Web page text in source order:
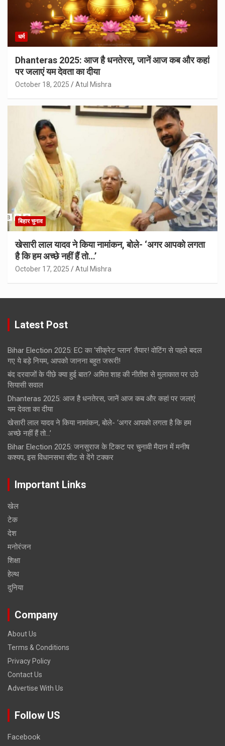
धर्म
Dhanteras 2025: आज है धनतेरस, जानें आज कब और कहां
पर जलाएं यम देवता का दीया
October 18, 2025 Atul Mishra
बिहार चुनाव
खेसारी लाल यादव ने किया नामांकन, बोले- ‘अगर आपको लगता
है कि हम अच्छे नहीं हैं तो…’
October 17, 2025 Atul Mishra
Latest Post
Bihar Election 2025: EC का ‘सीक्रेट प्लान’ तैयार! वोटिंग से पहले बदल
गए ये बड़े नियम, आपको जानना बहुत जरूरी!
बंद दरवाजों के पीछे क्या हुई बात? अमित शाह की नीतीश से मुलाकात पर उठे
सियासी सवाल
Dhanteras 2025: आज है धनतेरस, जानें आज कब और कहां पर जलाएं
यम देवता का दीया
खेसारी लाल यादव ने किया नामांकन, बोले- ‘अगर आपको लगता है कि हम
अच्छे नहीं हैं तो…’
Bihar Election 2025: जनसुराज के टिकट पर चुनावी मैदान में मनीष
कश्यप, इस विधानसभा सीट से देंगे टक्कर
Important Links
खेल
टेक
देश
मनोरंजन
शिक्षा
हेल्‍थ
दुनिया
Company
About Us
Terms & Conditions
Privacy Policy
Contact Us
Advertise With Us
Follow US
Facebook